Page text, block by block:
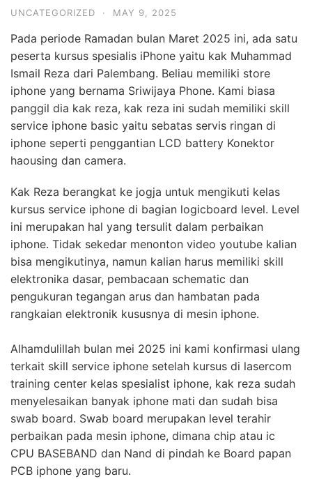
UNCATEGORIZED · MAY 9, 2025
Pada periode Ramadan bulan Maret 2025 ini, ada satu
peserta kursus spesialis iPhone yaitu kak Muhammad
Ismail Reza dari Palembang. Beliau memiliki store
iphone yang bernama Sriwijaya Phone. Kami biasa
panggil dia kak reza, kak reza ini sudah memiliki skill
service iphone basic yaitu sebatas servis ringan di
iphone seperti penggantian LCD battery Konektor
haousing dan camera.
Kak Reza berangkat ke jogja untuk mengikuti kelas
kursus service iphone di bagian logicboard level. Level
ini merupakan hal yang tersulit dalam perbaikan
iphone. Tidak sekedar menonton video youtube kalian
bisa mengikutinya, namun kalian harus memiliki skill
elektronika dasar, pembacaan schematic dan
pengukuran tegangan arus dan hambatan pada
rangkaian elektronik kususnya di mesin iphone.
Alhamdulillah bulan mei 2025 ini kami konfirmasi ulang
terkait skill service iphone setelah kursus di lasercom
training center kelas spesialist iphone, kak reza sudah
menyelesaikan banyak iphone mati dan sudah bisa
swab board. Swab board merupakan level terahir
perbaikan pada mesin iphone, dimana chip atau ic
CPU BASEBAND dan Nand di pindah ke Board papan
PCB iphone yang baru.